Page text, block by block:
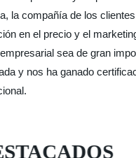
la compañía de los
en el precio y el
sea de gran
y nos ha ganado